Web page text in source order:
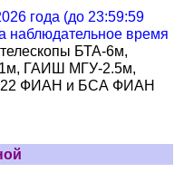
года (до 23:59:59
наблюдательное время
БТА-6м,
ГАИШ МГУ-2.5м,
22 ФИАН и БСА ФИАН